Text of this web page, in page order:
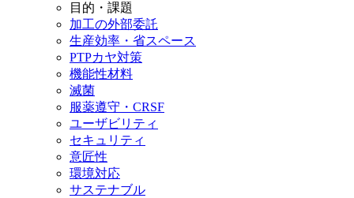
目的・課題
加工の外部委託
生産効率・省スペース
PTPカヤ対策
機能性材料
滅菌
服薬遵守・CRSF
ユーザビリティ
セキュリティ
意匠性
環境対応
サステナブル